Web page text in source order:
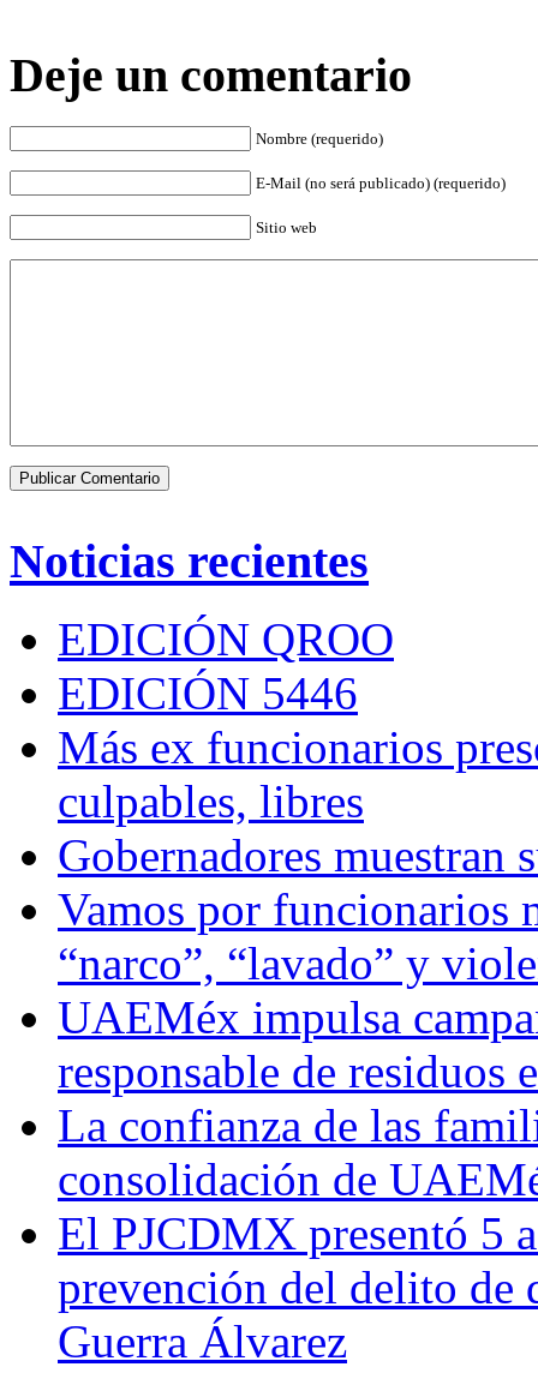
Deje un comentario
Nombre (requerido)
E-Mail (no será publicado) (requerido)
Sitio web
Noticias recientes
EDICIÓN QROO
EDICIÓN 5446
Más ex funcionarios
culpables, libres
Gobernadores muestran
Vamos por funcionarios
“narco”, “lavado” y
UAEMéx impulsa
responsable de residuos
La confianza de las
consolidación de
El PJCDMX presentó 5
prevención del delito de
Guerra Álvarez